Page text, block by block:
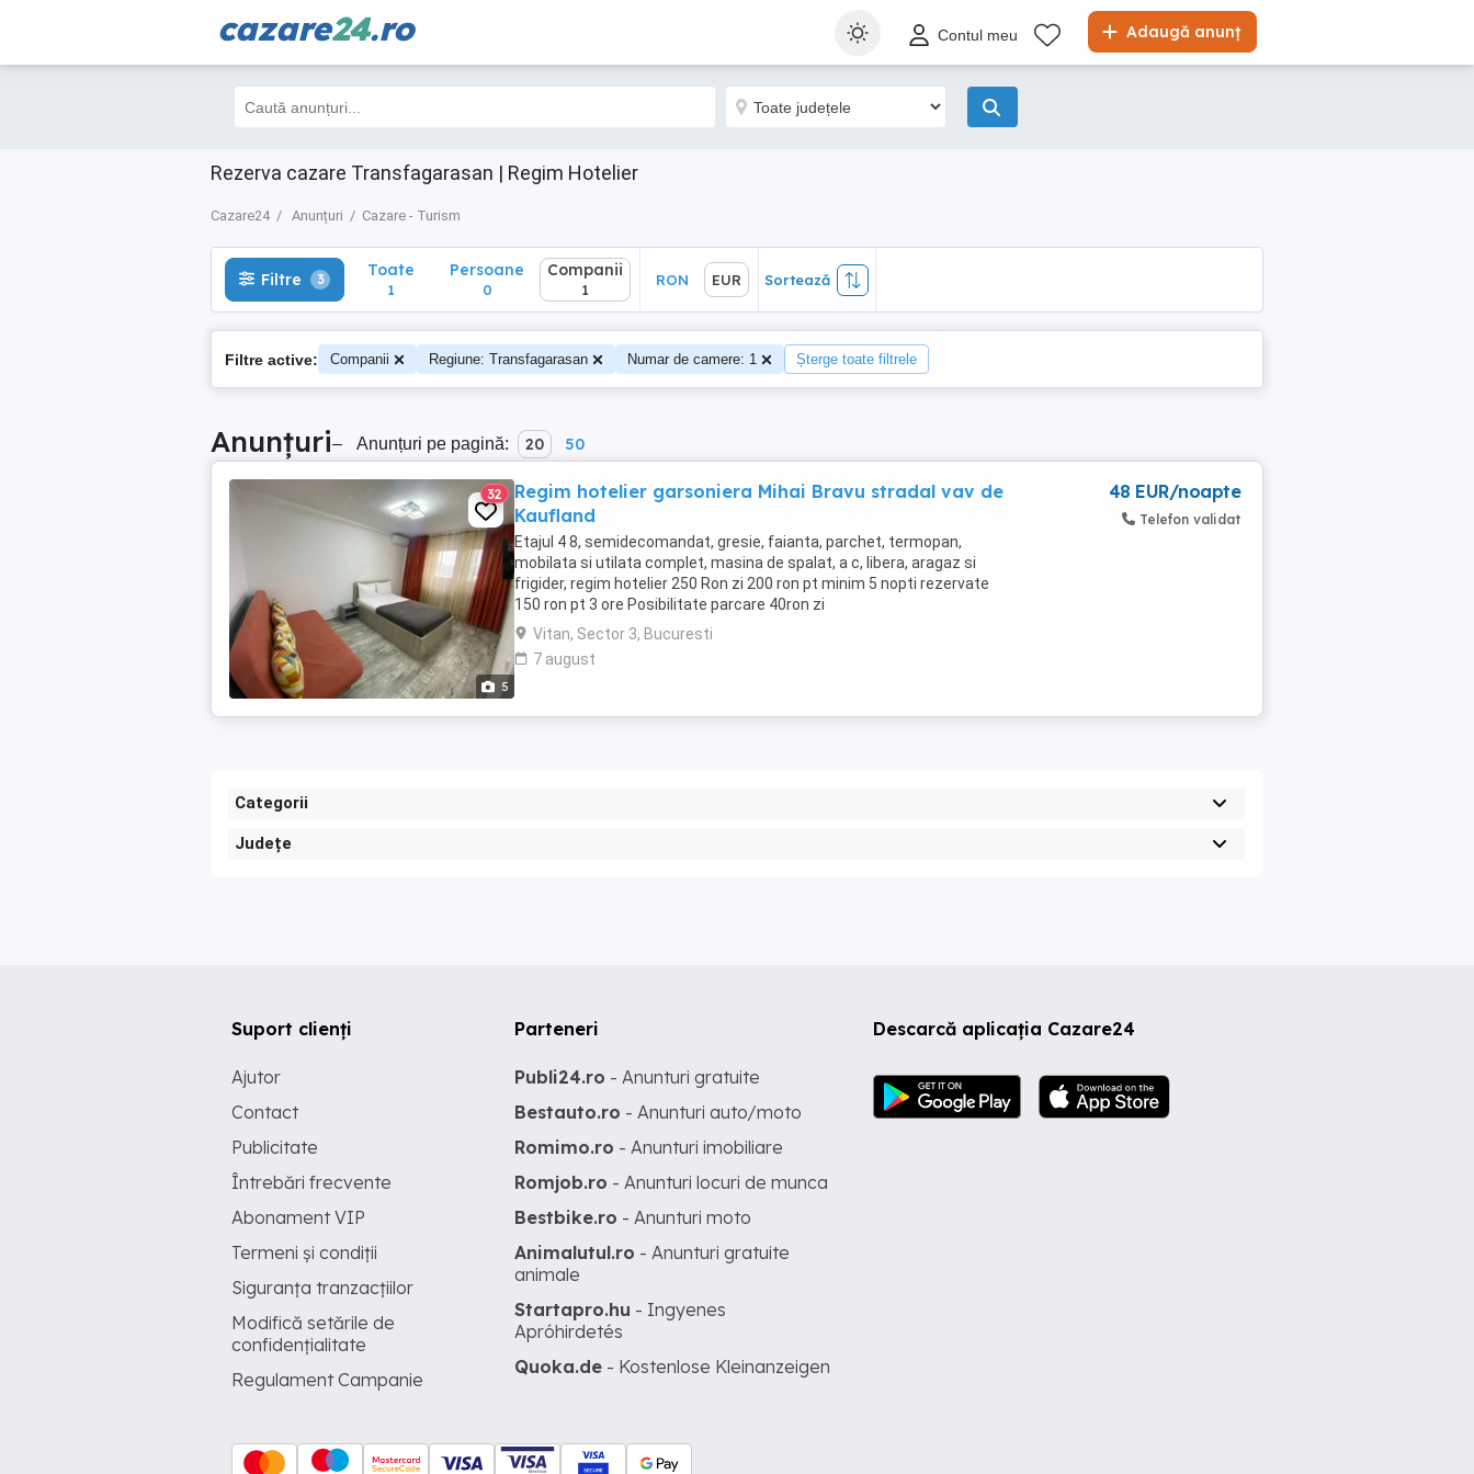
cazare24.ro Adaugă anunț
Contul meu
Rezerva cazare Transfagarasan | Regim Hotelier
Cazare24 Anunțuri Cazare - Turism
Filtre 3 Toate
1
Filtre 3 Toate
1
Persoane
0
Companii
1
RON EUR Sortează
Filtre active: Companii Regiune: Transfagarasan Numar de camere: 1 Șterge toate filtrele
Anunțuri– Anunțuri pe pagină: 20 50
5
32
Regim hotelier garsoniera Mihai Bravu stradal vav de
Kaufland
Etajul 4 8, semidecomandat, gresie, faianta, parchet, termopan,
mobilata si utilata complet, masina de spalat, a c, libera, aragaz si
frigider, regim hotelier 250 Ron zi 200 ron pt minim 5 nopti rezervate
150 ron pt 3 ore Posibilitate parcare 40ron zi
Vitan, Sector 3, Bucuresti
7 august
48 EUR/noapte
Telefon validat
Categorii
Județe
Descarcă aplicația Cazare24
Suport clienți
Ajutor
Contact
Publicitate
Întrebări frecvente
Abonament VIP
Termeni și condiții
Siguranța tranzacțiilor
Modifică setările de
confidențialitate
Regulament Campanie
Parteneri
Publi24.ro - Anunturi gratuite
Bestauto.ro - Anunturi auto/moto
Romimo.ro - Anunturi imobiliare
Romjob.ro - Anunturi locuri de munca
Bestbike.ro - Anunturi moto
Animalutul.ro - Anunturi gratuite
animale
Startapro.hu - Ingyenes
Apróhirdetés
Quoka.de - Kostenlose Kleinanzeigen